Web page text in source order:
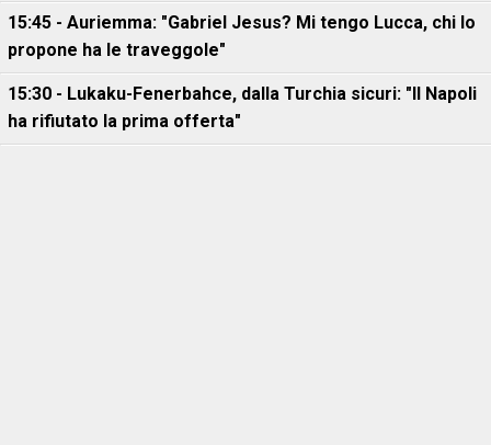
15:45 - Auriemma: "Gabriel Jesus? Mi tengo Lucca, chi lo
propone ha le traveggole"
15:30 - Lukaku-Fenerbahce, dalla Turchia sicuri: "Il Napoli
ha rifiutato la prima offerta"